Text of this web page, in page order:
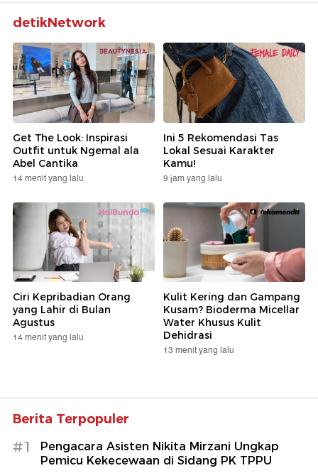
detikNetwork
Get The Look: Inspirasi
Outfit untuk Ngemal ala
Abel Cantika
14 menit yang lalu
Ini 5 Rekomendasi Tas
Lokal Sesuai Karakter
Kamu!
9 jam yang lalu
Ciri Kepribadian Orang
yang Lahir di Bulan
Agustus
14 menit yang lalu
Kulit Kering dan Gampang
Kusam? Bioderma Micellar
Water Khusus Kulit
Dehidrasi
13 menit yang lalu
Berita Terpopuler
#1
Pengacara Asisten Nikita Mirzani Ungkap
Pemicu Kekecewaan di Sidang PK TPPU